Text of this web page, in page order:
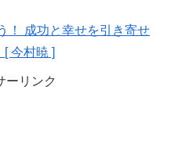
！ 成功と幸せを引き寄せ
今村暁 ]
ーリンク